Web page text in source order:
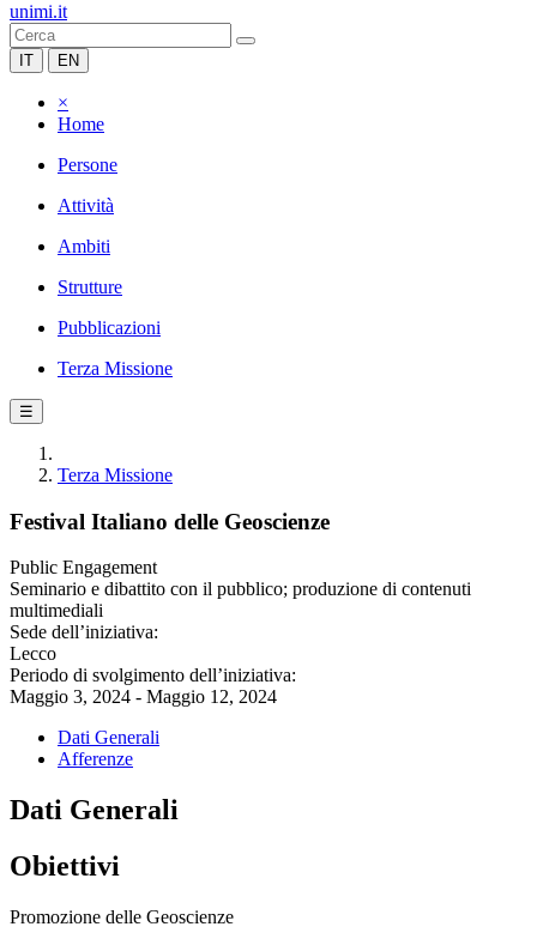
unimi.it
IT EN
×
Home
Persone
Attività
Ambiti
Strutture
Pubblicazioni
Terza Missione
☰
Terza Missione
Festival Italiano delle Geoscienze
Public Engagement
Seminario e dibattito con il pubblico; produzione di contenuti
multimediali
Sede dell’iniziativa:
Lecco
Periodo di svolgimento dell’iniziativa:
Maggio 3, 2024 - Maggio 12, 2024
Dati Generali
Afferenze
Dati Generali
Obiettivi
Promozione delle Geoscienze